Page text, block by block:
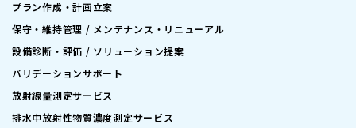
プラン作成・計画立案
保守・維持管理 / メンテナンス・リニューアル
設備診断・評価 / ソリューション提案
バリデーションサポート
放射線量測定サービス
排水中放射性物質濃度測定サービス